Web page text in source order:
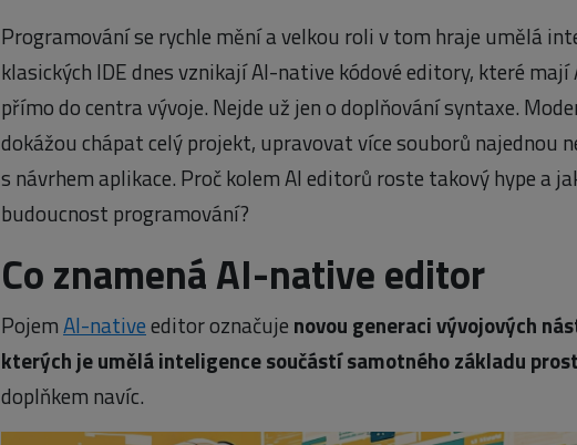
Programování se rychle mění a velkou roli v tom hraje umělá
klasických IDE dnes vznikají AI-native kódové editory, které
přímo do centra vývoje. Nejde už jen o doplňování syntaxe.
dokážou chápat celý projekt, upravovat více souborů najednou
s návrhem aplikace. Proč kolem AI editorů roste takový hype a
budoucnost programování?
Co znamená AI-native editor
PojemAI-nativeeditor označuje novou generaci vývojových
kterých je umělá inteligence součástí samotného základu
doplňkem navíc.